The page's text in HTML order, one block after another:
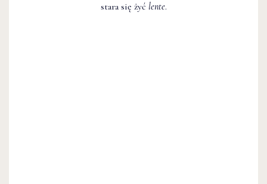
stara się żyć lente.